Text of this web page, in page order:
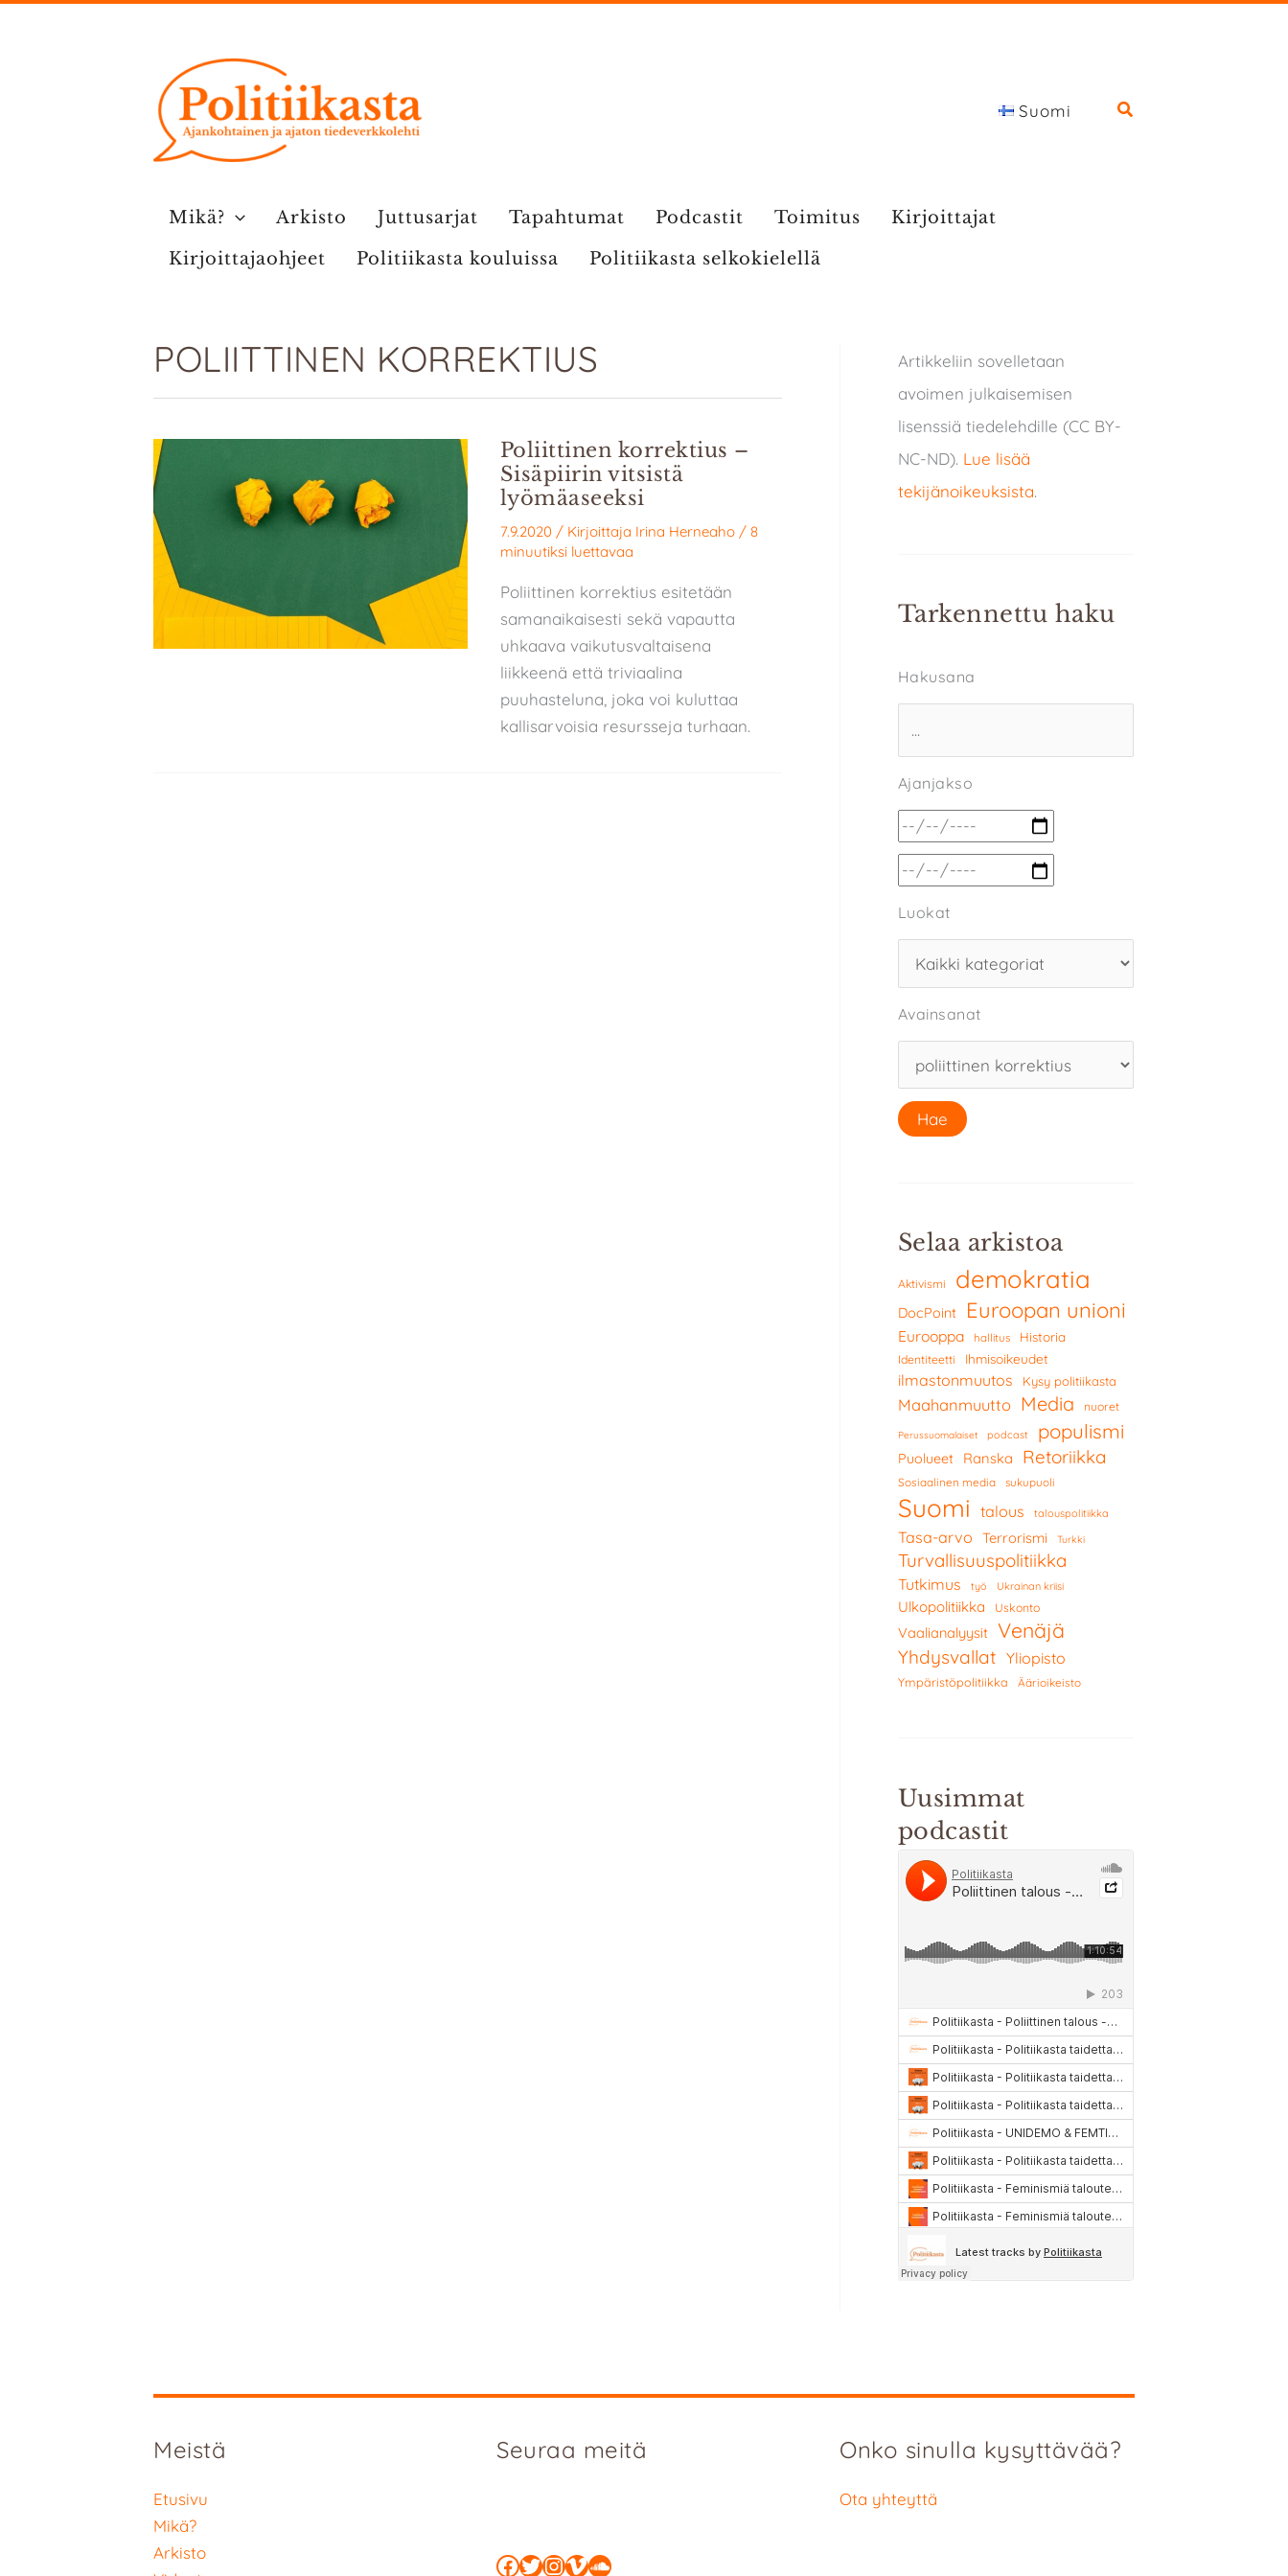
Suomi
Mikä? Arkisto Juttusarjat Tapahtumat Podcastit Toimitus
Kirjoittajat
Kirjoittajaohjeet
Politiikasta kouluissa Politiikasta selkokielellä
POLIITTINEN KORREKTIUS
Poliittinen korrektius –
Sisäpiirin vitsistä
lyömäaseeksi
7.9.2020 / Kirjoittaja Irina Herneaho/ 8
minuutiksi luettavaa
Poliittinen korrektius esitetään
samanaikaisesti sekä vapautta
uhkaava vaikutusvaltaisena
liikkeenä että triviaalina
puuhasteluna, joka voi kuluttaa
kallisarvoisia resursseja turhaan.
Artikkeliin sovelletaan
avoimen julkaisemisen
lisenssiä tiedelehdille (CC BY-
NC-ND). Lue lisää
tekijänoikeuksista.
Tarkennettu haku
Hakusana
Ajanjakso
Luokat
Avainsanat
Selaa arkistoa
Aktivismi demokratia
DocPoint Euroopan unioni
Eurooppa hallitus Historia
Identiteetti Ihmisoikeudet
ilmastonmuutos Kysy politiikasta
Maahanmuutto Media nuoret
Perussuomalaiset podcast populismi
Puolueet Ranska Retoriikka
Sosiaalinen media sukupuoli
Suomi talous talouspolitiikka
Tasa-arvo Terrorismi Turkki
Turvallisuuspolitiikka
Tutkimus työ Ukrainan kriisi
Ulkopolitiikka Uskonto
Vaalianalyysit Venäjä
Yhdysvallat Yliopisto
Ympäristöpolitiikka Äärioikeisto
Uusimmat
podcastit
Meistä
Etusivu
Mikä?
Arkisto
Seuraa meitä
Facebook
Twitter
Instagram
Vimeo
SoundCloud
Onko sinulla kysyttävää?
Ota yhteyttä